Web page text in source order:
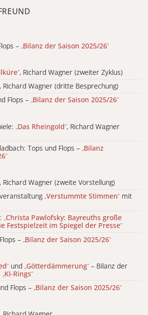
– „Bilanz der Saison 2025/26“
“, Richard Wagner (zweiter Zyklus)
, Richard Wagner (dritte Besprechung)
Flops – „Bilanz der Saison 2025/26“
„Das Rheingold“, Richard Wagner
Tops und Flops – „Bilanz
“
, Richard Wagner (zweite Vorstellung)
„Verstummte Stimmen“ mit
„Christa Pawlofsky: Bayreuths große
Festspielzeit im Spiegel der Presse“
– „Bilanz der Saison 2025/26“
“ und „Götterdämmerung“ – Bilanz der
„KI-Rings“
Flops – „Bilanz der Saison 2025/26“